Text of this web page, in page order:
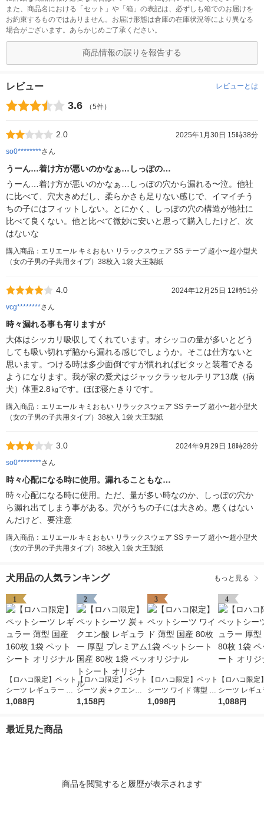
また、商品名における「セット」や「箱」の表記は、必ずしも箱でのお届けを
お約束するものではありません。お届け形態は倉庫の在庫状況等により異なる
場合がございます。あらかじめご了承ください。
商品情報の誤りを報告する
レビュー レビューとは
3.6 （5件）
2.0
2025年1月30日 15時38分
so0********さん
うーん…着け方が悪いのかなぁ…しっぽの…
うーん…着け方が悪いのかなぁ…しっぽの穴から漏れる〜泣。他社
に比べて、穴大きめだし、柔らかさも足りない感じで、イマイチう
ちの子にはフィットしない。とにかく、しっぽの穴の構造が他社に
比べて良くない。他と比べて微妙に安いと思って購入したけど、次
はないな
購入商品：エリエール キミおもい リラックスウェア SS テープ 超小〜超小型犬
（女の子男の子共用タイプ）38枚入 1袋 大王製紙
4.0
2024年12月25日 12時51分
vcg********さん
時々漏れる事も有りますが
大体はシッカリ吸収してくれています。オシッコの量が多いとどう
しても吸い切れず脇から漏れる感じでしょうか。そこは仕方ないと
思います。つける時は多少面倒ですが慣れればピタッと装着できる
ようになります。我が家の愛犬はジャックラッセルテリア13歳（病
犬）体重2.8㎏です。ほぼ寝たきりです。
購入商品：エリエール キミおもい リラックスウェア SS テープ 超小〜超小型犬
（女の子男の子共用タイプ）38枚入 1袋 大王製紙
3.0
2024年9月29日 18時28分
so0********さん
時々心配になる時に使用。漏れることもな…
時々心配になる時に使用。ただ、量が多い時なのか、しっぽの穴か
ら漏れ出てしまう事がある。穴がうちの子には大きめ。悪くはない
んだけど、要注意
購入商品：エリエール キミおもい リラックスウェア SS テープ 超小〜超小型犬
（女の子男の子共用タイプ）38枚入 1袋 大王製紙
犬用品の人気ランキング もっと見る
1
【ロハコ限定】ペット
シーツ レギュラー 薄
型 国産 160枚 1袋 ペ
1,088円
2
【ロハコ限定】ペット
シーツ 炭＋クエン酸
レギュラー 厚型 プレ
1,158円
3
【ロハコ限定】ペット
シーツ ワイド 薄型 国
産 80枚 1袋 ペットシ
1,098円
4
【ロハコ限定
シーツ レギ
型 国産 80枚
1,088円
最近見た商品
商品を閲覧すると履歴が表示されます